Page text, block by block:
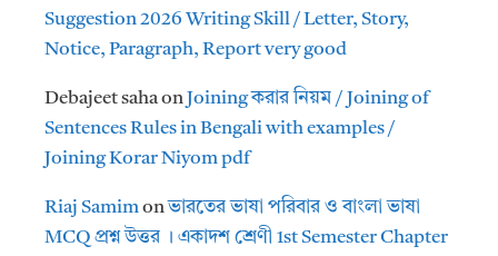
Suggestion 2026 Writing Skill / Letter, Story,
Notice, Paragraph, Report very good
Debajeet sahaonJoining করার নিয়ম / Joining of
Sentences Rules in Bengali with examples /
Joining Korar Niyom pdf
Riaj Samimonভারতের ভাষা পরিবার ও বাংলা ভাষা
MCQ প্রশ্ন উত্তর । একাদশ শ্রেণী 1st Semester Chapter